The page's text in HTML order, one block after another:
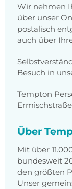
Wir nehmen
über unser
postalisch
auch über
Besuch in
Tempton
Ermischstraße
Über
Mit über
bundesweit
den größten
Unser